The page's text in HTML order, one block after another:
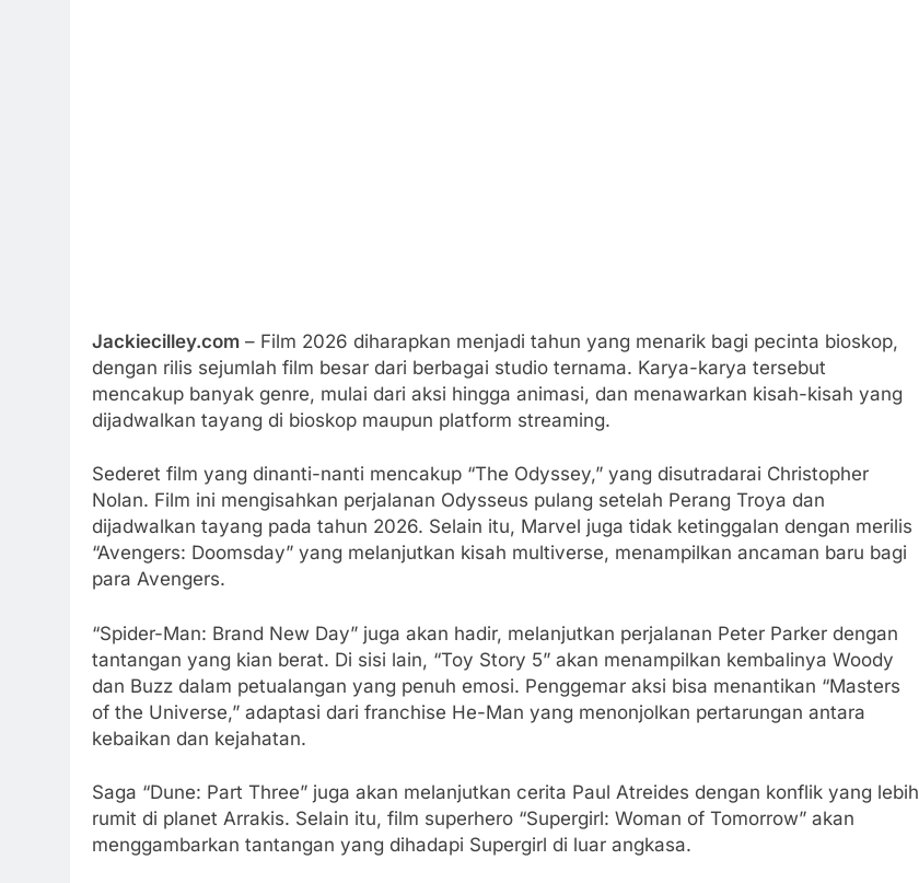
Jackiecilley.com – Film 2026 diharapkan menjadi tahun yang menarik bagi pecinta bioskop,
dengan rilis sejumlah film besar dari berbagai studio ternama. Karya-karya tersebut
mencakup banyak genre, mulai dari aksi hingga animasi, dan menawarkan kisah-kisah yang
dijadwalkan tayang di bioskop maupun platform streaming.
Sederet film yang dinanti-nanti mencakup “The Odyssey,” yang disutradarai Christopher
Nolan. Film ini mengisahkan perjalanan Odysseus pulang setelah Perang Troya dan
dijadwalkan tayang pada tahun 2026. Selain itu, Marvel juga tidak ketinggalan dengan merilis
“Avengers: Doomsday” yang melanjutkan kisah multiverse, menampilkan ancaman baru bagi
para Avengers.
“Spider-Man: Brand New Day” juga akan hadir, melanjutkan perjalanan Peter Parker dengan
tantangan yang kian berat. Di sisi lain, “Toy Story 5” akan menampilkan kembalinya Woody
dan Buzz dalam petualangan yang penuh emosi. Penggemar aksi bisa menantikan “Masters
of the Universe,” adaptasi dari franchise He-Man yang menonjolkan pertarungan antara
kebaikan dan kejahatan.
Saga “Dune: Part Three” juga akan melanjutkan cerita Paul Atreides dengan konflik yang lebih
rumit di planet Arrakis. Selain itu, film superhero “Supergirl: Woman of Tomorrow” akan
menggambarkan tantangan yang dihadapi Supergirl di luar angkasa.